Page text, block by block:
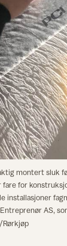
montert sluk
fare for
installasjoner
AS,
Rørkjøp